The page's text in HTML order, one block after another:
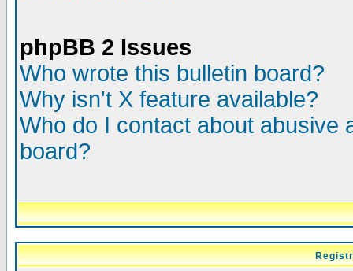
phpBB 2 Issues
Who wrote this bulletin board?
Why isn't X feature available?
Who do I contact about abusive
board?